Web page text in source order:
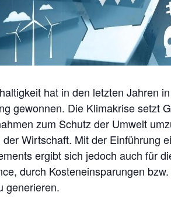
hat in den letzten Jahren
gewonnen. Die Klimakrise setzt
zum Schutz der Umwelt
Wirtschaft. Mit der Einführung
ergibt sich jedoch auch für
durch Kosteneinsparungen
generieren.